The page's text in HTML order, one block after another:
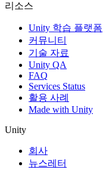
리소스
Unity 학습 플랫폼
커뮤니티
기술 자료
Unity QA
FAQ
Services Status
활용 사례
Made with Unity
Unity
회사
뉴스레터